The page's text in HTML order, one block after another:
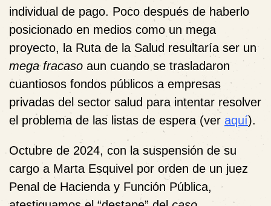
individual de pago. Poco después de haberlo
posicionado en medios como un mega
proyecto, la Ruta de la Salud resultaría ser un
mega fracaso aun cuando se trasladaron
cuantiosos fondos públicos a empresas
privadas del sector salud para intentar resolver
el problema de las listas de espera (ver aquí).
Octubre de 2024, con la suspensión de su
cargo a Marta Esquivel por orden de un juez
Penal de Hacienda y Función Pública,